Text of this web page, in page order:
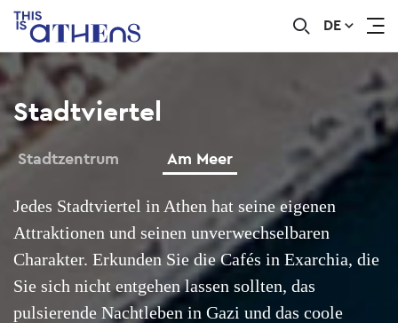
Skip
to
main
content
DE
Stadtviertel
Stadtzentrum Am Meer
Jedes Stadtviertel in Athen hat seine eigenen
Attraktionen und seinen unverwechselbaren
Charakter. Erkunden Sie die Cafés in Exarchia, die
Sie sich nicht entgehen lassen sollten, das
pulsierende Nachtleben in Gazi und das coole